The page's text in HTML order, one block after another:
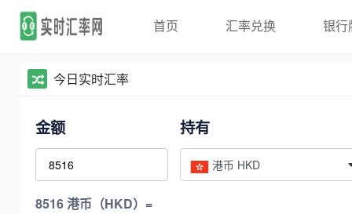
首页 汇率兑换 银行
今日实时汇率
金额 持有
港币 HKD
8516 港币（HKD）=